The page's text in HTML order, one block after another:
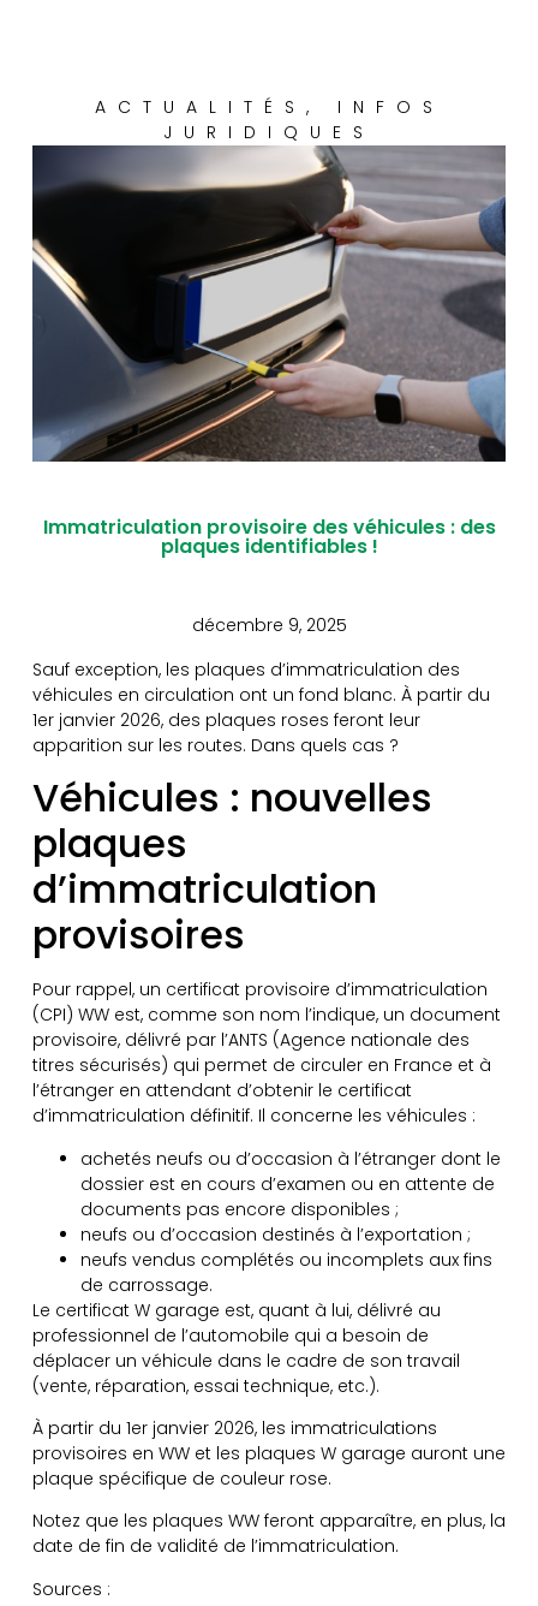
ACTUALITÉS , INFOS
JURIDIQUES
Immatriculation provisoire des véhicules : des
plaques identifiables !
décembre 9, 2025
Sauf exception, les plaques d’immatriculation des
véhicules en circulation ont un fond blanc. À partir du
1er janvier 2026, des plaques roses feront leur
apparition sur les routes. Dans quels cas ?
Véhicules : nouvelles
plaques
d’immatriculation
provisoires
Pour rappel, un certificat provisoire d’immatriculation
(CPI) WW est, comme son nom l’indique, un document
provisoire, délivré par l’ANTS (Agence nationale des
titres sécurisés) qui permet de circuler en France et à
l’étranger en attendant d’obtenir le certificat
d’immatriculation définitif. Il concerne les véhicules :
achetés neufs ou d’occasion à l’étranger dont le
dossier est en cours d’examen ou en attente de
documents pas encore disponibles ;
neufs ou d’occasion destinés à l’exportation ;
neufs vendus complétés ou incomplets aux fins
de carrossage.
Le certificat W garage est, quant à lui, délivré au
professionnel de l’automobile qui a besoin de
déplacer un véhicule dans le cadre de son travail
(vente, réparation, essai technique, etc.).
À partir du 1er janvier 2026, les immatriculations
provisoires en WW et les plaques W garage auront une
plaque spécifique de couleur rose.
Notez que les plaques WW feront apparaître, en plus, la
date de fin de validité de l’immatriculation.
Sources :